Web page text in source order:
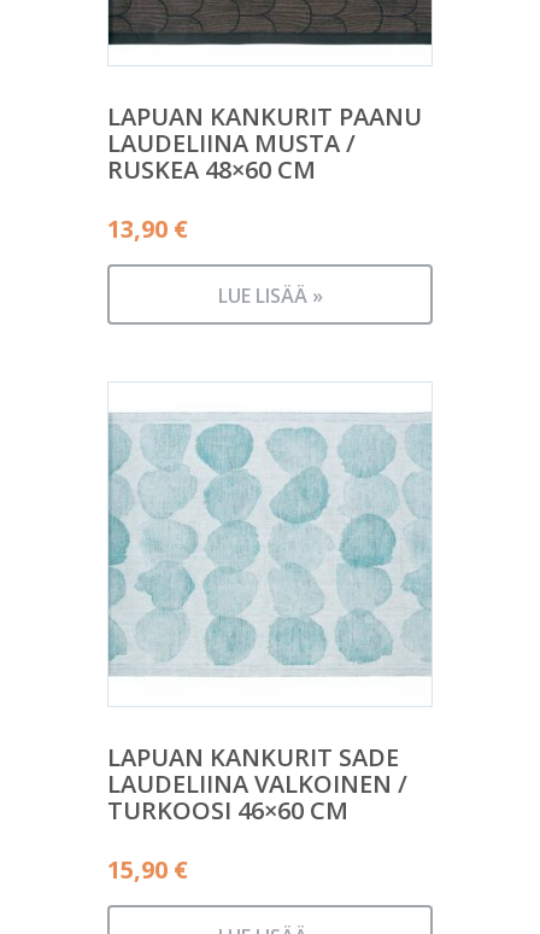
LAPUAN KANKURIT PAANU
LAUDELIINA MUSTA /
RUSKEA 48×60 CM
13,90 €
LUE LISÄÄ »
LAPUAN KANKURIT SADE
LAUDELIINA VALKOINEN /
TURKOOSI 46×60 CM
15,90 €